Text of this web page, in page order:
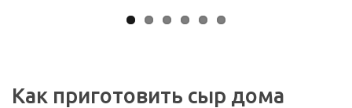
Как приготовить сыр дома